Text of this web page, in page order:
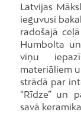
Latvijas
ieguvusi
radošajā
Humbolta
viņu
materiāliem
strādā par
“Rīdze” un
savā